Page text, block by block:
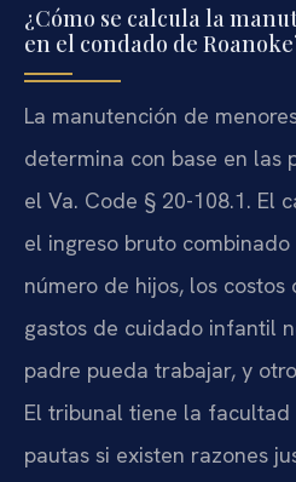
¿Cómo se calcula la
en el condado de
La manutención de
determina con base en las
el Va. Code § 20-108.1. El
el ingreso bruto
número de hijos, los
gastos de cuidado infantil
padre pueda trabajar, y
El tribunal tiene la
pautas si existen razones